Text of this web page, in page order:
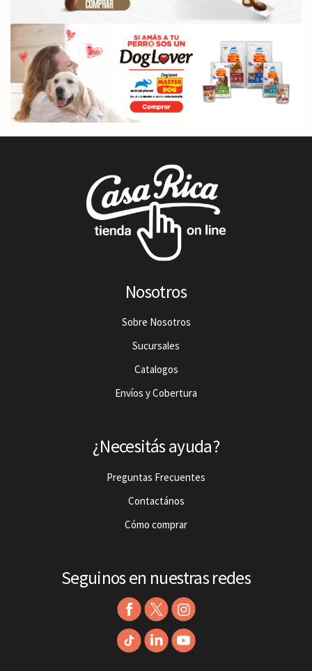
Nosotros
Sobre Nosotros
Sucursales
Catalogos
Envíos y Cobertura
¿Necesitás ayuda?
Preguntas Frecuentes
Contactános
Cómo comprar
Seguinos en nuestras redes